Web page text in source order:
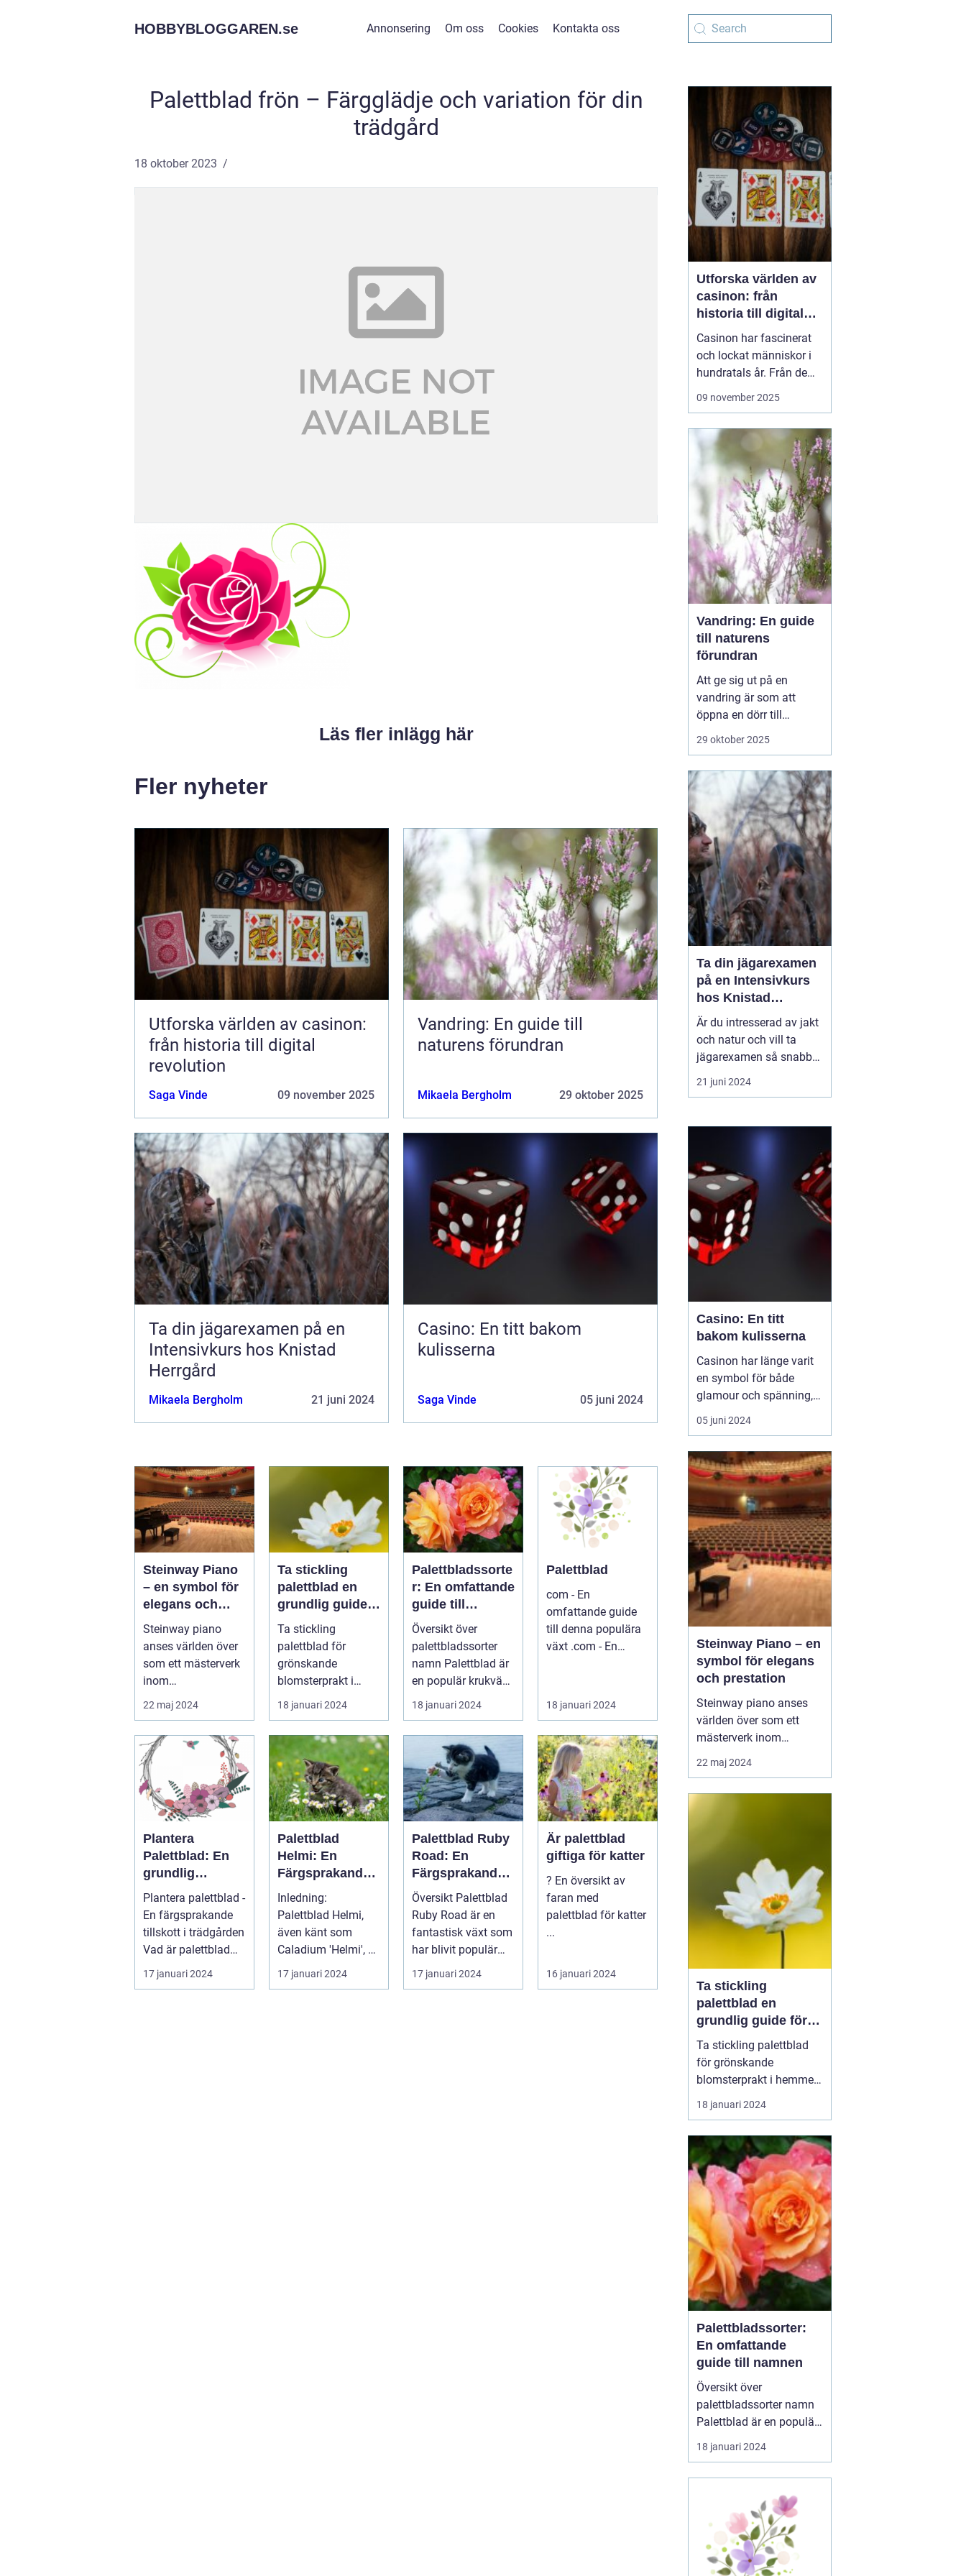
HOBBYBLOGGAREN.se Annonsering Om oss Cookies Kontakta oss
Palettblad frön – Färgglädje och variation för din
trädgård
18 oktober 2023
Läs fler inlägg här
Fler nyheter
Utforska världen av casinon:
från historia till digital
revolution
Saga Vinde 09 november 2025
Vandring: En guide till
naturens förundran
Mikaela Bergholm 29 oktober 2025
Ta din jägarexamen på en
Intensivkurs hos Knistad
Herrgård
Mikaela Bergholm 21 juni 2024
Casino: En titt bakom
kulisserna
Saga Vinde 05 juni 2024
Steinway Piano
– en symbol för
elegans och
prestation
Steinway piano
anses världen över
som ett mästerverk
inom
pianokonstruktion
och musik...
22 maj 2024
Ta stickling
palettblad en
grundlig guide
för
blomsterentusia
ster
Ta stickling
palettblad för
grönskande
blomsterprakt i
hemmet
18 januari 2024
Palettbladssorte
r: En omfattande
guide till
namnen
Översikt över
palettbladssorter
namn Palettblad är
en populär krukväxt
som blivit allt mer
eftertra...
18 januari 2024
Palettblad
com - En
omfattande guide
till denna populära
växt .com - En
18 januari 2024
Plantera
Palettblad: En
grundlig
översikt och
presentation
Plantera palettblad -
En färgsprakande
tillskott i trädgården
Vad är palettblad
och vilka typer fin...
17 januari 2024
Palettblad
Helmi: En
Färgsprakande
Favorit i
Hemmet
Inledning:
Palettblad Helmi,
även känt som
Caladium 'Helmi', är
en färgstark och
populär växt som
17 januari 2024
Palettblad Ruby
Road: En
Färgsprakande
Skapelse För
Trädgården
Översikt Palettblad
Ruby Road är en
fantastisk växt som
har blivit populär
bland
trädgårdsentusiast..
17 januari 2024
Är palettblad
giftiga för katter
? En översikt av
faran med
palettblad för katter
...
16 januari 2024
Utforska världen av
casinon: från
historia till digital
revolution
Casinon har fascinerat
och lockat människor i
hundratals år. Från de
ursprungliga spelhusen i
avancerade digitala
plattformar
casinovärlden har
genomgått en enorm
utveckling. Men va...
09 november 2025
Vandring: En guide
till naturens
förundran
Att ge sig ut på en
vandring är som att
öppna en dörr till
naturens hemligheter.
aktivitet med mentalt
välbefinnande, och
hjälper deltagarna att
återknyta bandet med ...
29 oktober 2025
Ta din jägarexamen
på en Intensivkurs
hos Knistad
Herrgård
Är du intresserad av jakt
och natur och vill ta
jägarexamen så snabbt
och kvalitativt som
möjligt? Årligen väljer
att delta i Knistad
Herrgårds erkänt
professionella
intensivkurs för
jägarexamen. Kursen,
som ofta går under na...
21 juni 2024
Casino: En titt
bakom kulisserna
Casinon har länge varit
en symbol för både
glamour och spänning,
en plats där tur och
strategi går hand i hand,
en chans att förvandla
en slumpmässig
satsning till en enorm
vinst. ...
05 juni 2024
Steinway Piano – en
symbol för elegans
och prestation
Steinway piano anses
världen över som ett
mästerverk inom
pianokonstruktion och
musikalisk briljans. Med
synonymt med den
22 maj 2024
Ta stickling
palettblad en
grundlig guide för
blomsterentusiaster
Ta stickling palettblad
för grönskande
blomsterprakt i hemmet
18 januari 2024
Palettbladssorter:
En omfattande
guide till namnen
Översikt över
palettbladssorter namn
Palettblad är en populär
krukväxt som blivit allt
mer eftertraktad de
många olika mönster
gör den till en favorit
bland både nybörjare
och erfarna
18 januari 2024